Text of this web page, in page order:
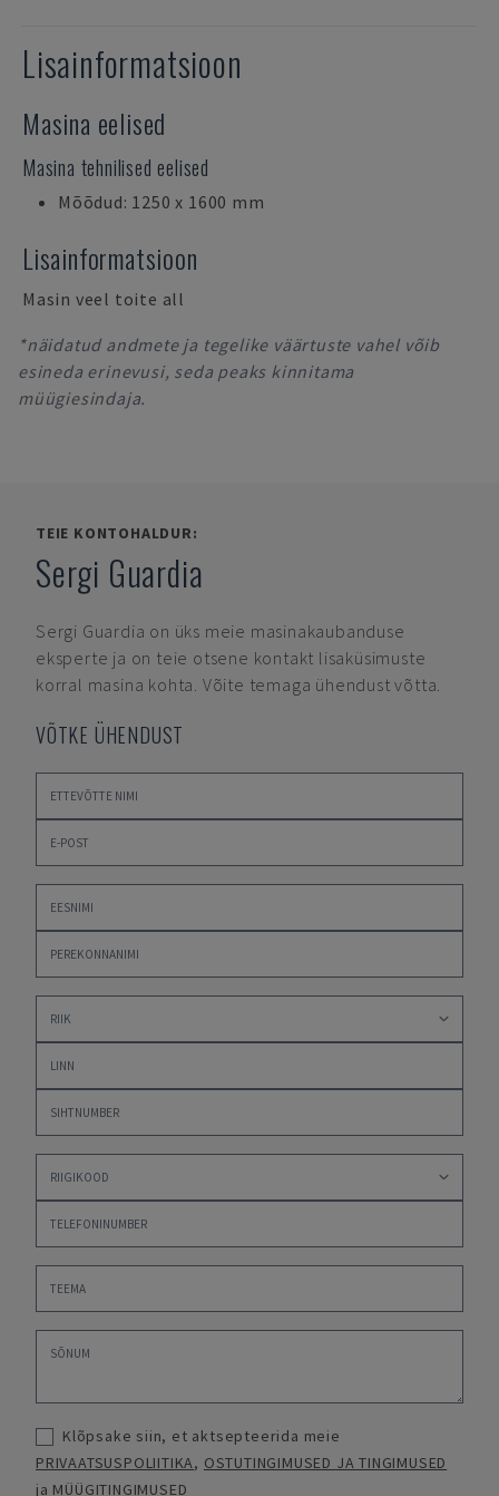
Lisainformatsioon
Masina eelised
Masina tehnilised eelised
Mõõdud: 1250 x 1600 mm
Lisainformatsioon
Masin veel toite all
*näidatud andmete ja tegelike väärtuste vahel võib
esineda erinevusi, seda peaks kinnitama
müügiesindaja.
TEIE KONTOHALDUR:
Sergi Guardia
Sergi Guardia on üks meie masinakaubanduse
eksperte ja on teie otsene kontakt lisaküsimuste
korral masina kohta. Võite temaga ühendust võtta.
VÕTKE ÜHENDUST
Klõpsake siin, et aktsepteerida meie
PRIVAATSUSPOLIITIKA, OSTUTINGIMUSED JA TINGIMUSED
ja MÜÜGITINGIMUSED